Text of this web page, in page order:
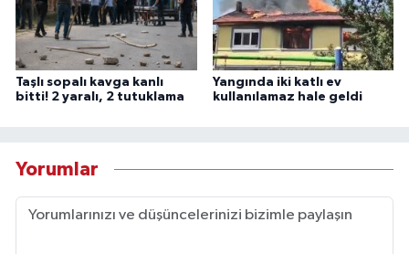
Taşlı sopalı kavga kanlı
bitti! 2 yaralı, 2 tutuklama
Yangında iki katlı ev
kullanılamaz hale geldi
Yorumlar